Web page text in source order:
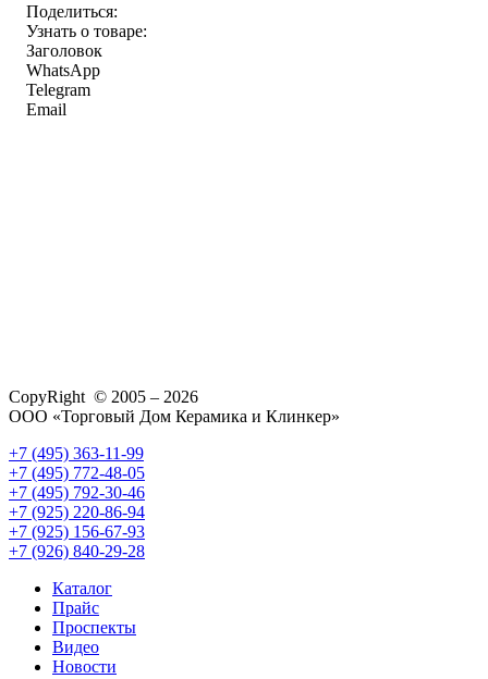
Поделиться:
Узнать о товаре:
Заголовок
WhatsApp
Telegram
Email
CopyRight © 2005 – 2026
ООО «Торговый Дом Керамика и Клинкер»
+7 (495) 363-11-99
+7 (495) 772-48-05
+7 (495) 792-30-46
+7 (925) 220-86-94
+7 (925) 156-67-93
+7 (926) 840-29-28
Каталог
Прайс
Проспекты
Видео
Новости